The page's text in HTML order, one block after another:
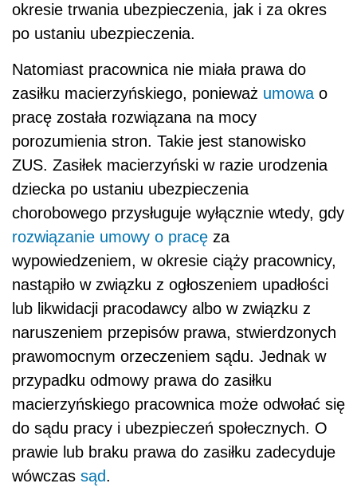
okresie trwania ubezpieczenia, jak i za okres
po ustaniu ubezpieczenia.
Natomiast pracownica nie miała prawa do
zasiłku macierzyńskiego, ponieważ umowao
pracę została rozwiązana na mocy
porozumienia stron. Takie jest stanowisko
ZUS. Zasiłek macierzyński w razie urodzenia
dziecka po ustaniu ubezpieczenia
chorobowego przysługuje wyłącznie wtedy, gdy
rozwiązanie umowy o pracę za
wypowiedzeniem, w okresie ciąży pracownicy,
nastąpiło w związku z ogłoszeniem upadłości
lub likwidacji pracodawcy albo w związku z
naruszeniem przepisów prawa, stwierdzonych
prawomocnym orzeczeniem sądu. Jednak w
przypadku odmowy prawa do zasiłku
macierzyńskiego pracownica może odwołać się
do sądu pracy i ubezpieczeń społecznych. O
prawie lub braku prawa do zasiłku zadecyduje
wówczas sąd.